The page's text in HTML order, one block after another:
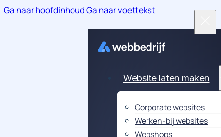
Ga naar hoofdinhoudGa naar voettekst
Website laten maken
Corporate websites
Werken-bij websites
Webshops